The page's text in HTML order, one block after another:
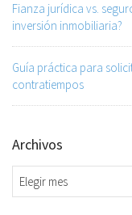
Fianza jurídica vs.
inversión inmobiliaria?
Guía práctica para
contratiempos
Archivos
Archivos